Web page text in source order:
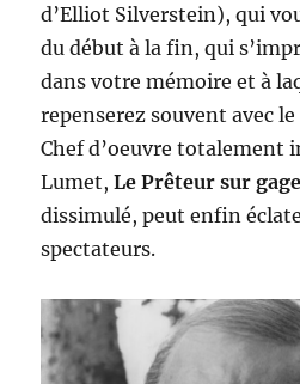
d’Elliot Silverstein), qui
du début à la fin, qui
dans votre mémoire et à
repenserez souvent avec
Chef d’oeuvre totalement
Lumet,Le Prêteur sur
dissimulé, peut enfin
spectateurs.